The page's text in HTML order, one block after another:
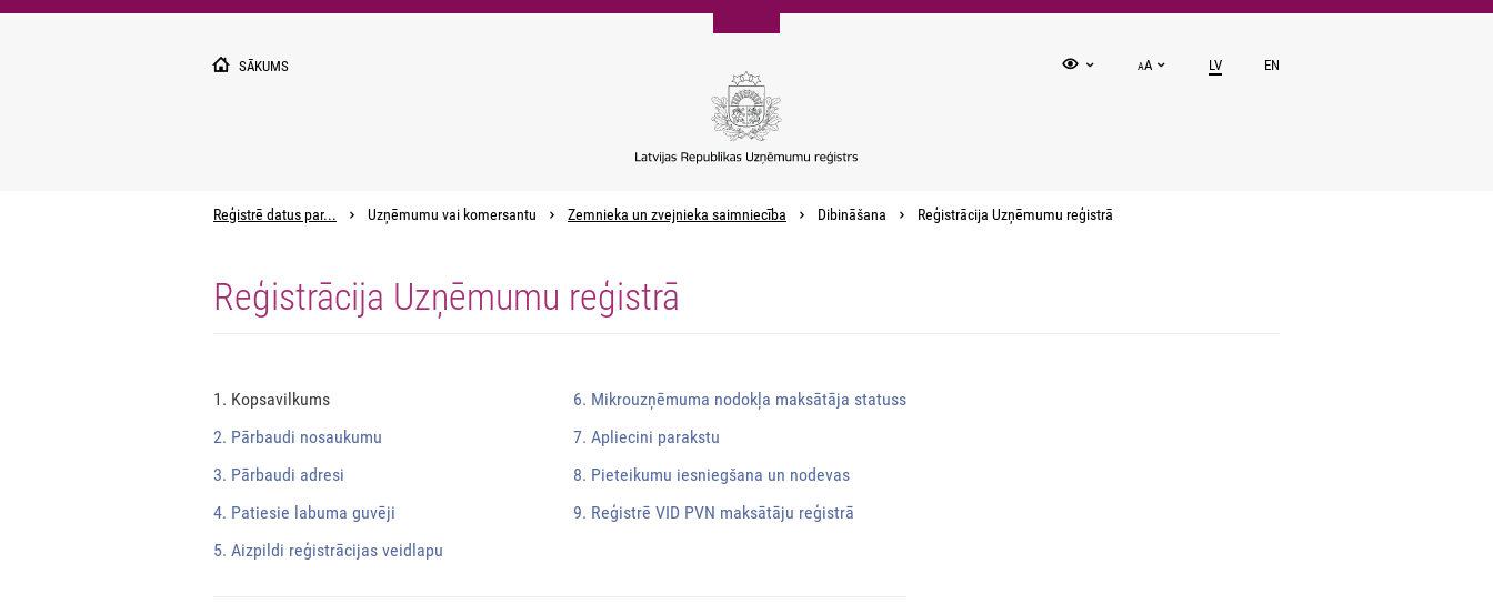
Pārlekt
SĀKUMS AA LV EN
Reģistrē datus par... Uzņēmumu vai komersantu Zemnieka un zvejnieka saimniecība Dibināšana Reģistrācija Uzņēmumu reģistrā
Reģistrācija Uzņēmumu reģistrā
1. Kopsavilkums
2. Pārbaudi nosaukumu
3. Pārbaudi adresi
4. Patiesie labuma guvēji
5. Aizpildi reģistrācijas veidlapu
6. Mikrouzņēmuma nodokļa maksātāja statuss
7. Apliecini parakstu
8. Pieteikumu iesniegšana un nodevas
9. Reģistrē VID PVN maksātāju reģistrā